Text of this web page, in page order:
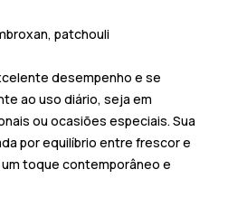
patchouli
desempenho e se
ao uso diário, seja em
ou ocasiões especiais. Sua
por equilíbrio entre frescor e
toque contemporâneo e